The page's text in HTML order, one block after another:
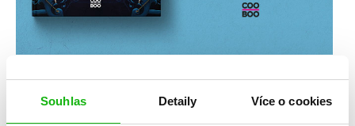
Souhlas Detaily Více o cookies